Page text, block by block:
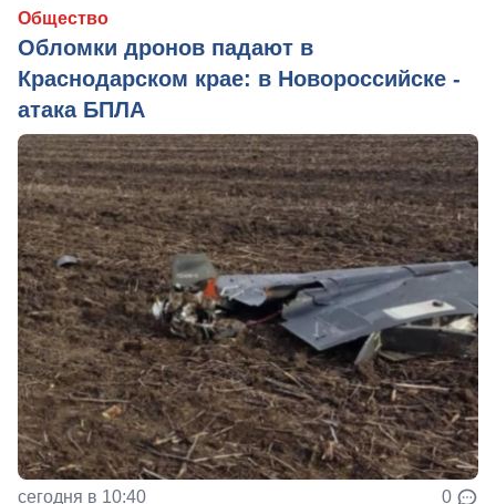
Общество
Обломки дронов падают в
Краснодарском крае: в Новороссийске -
атака БПЛА
сегодня в 10:40 0